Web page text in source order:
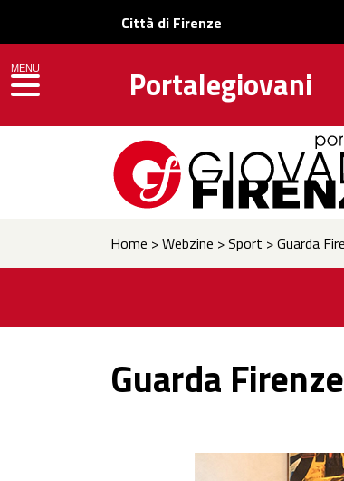
Città di Firenze
Portalegiovani
MENU
toggle navigation
Home > Webzine >Sport > Guarda
Guarda